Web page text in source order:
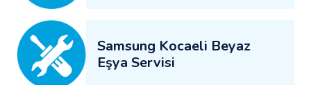
Samsung Kocaeli Beyaz
Eşya Servisi